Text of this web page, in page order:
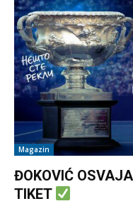
Magazin
ĐOKOVIĆ
TIKET